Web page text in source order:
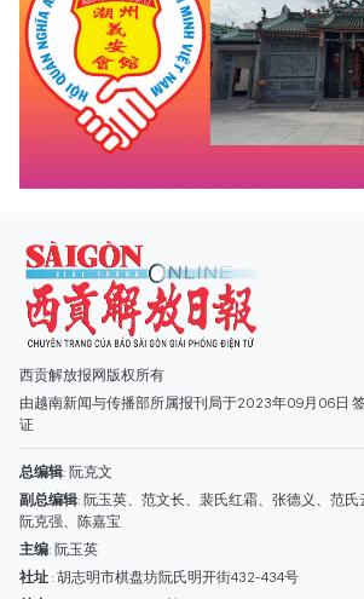
西贡解放报网版权所有
由越南新闻与传播部所属报刊局于2023年09月06日
证
总编辑: 阮克文
副总编辑: 阮玉英、范文长、裴氏红霜、张德义、范氏
阮克强、陈嘉宝
主编: 阮玉英
社址 : 胡志明市棋盘坊阮氏明开街432-434号